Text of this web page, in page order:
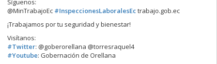
Síguenos:
@MinTrabajoEc #InspeccionesLaboralesEc trabajo.gob.ec
¡Trabajamos por tu seguridad y bienestar!
Visítanos:
#Twitter: @goberorellana @torresraquel4
#Youtube: Gobernación de Orellana